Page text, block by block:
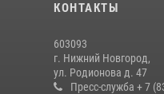
КОНТАКТЫ
603093
г. Нижний Новгород,
ул. Родионова д. 47
Пресс-служба + 7